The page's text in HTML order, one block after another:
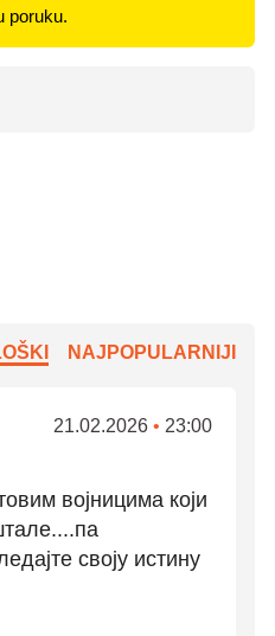
poruku.
NAJPOPULARNIJI
21.02.2026 • 23:00
војницима који
своју истину